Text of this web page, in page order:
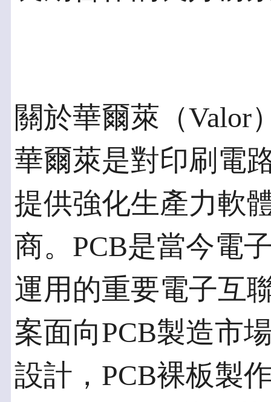
關於華爾萊（Valor
華爾萊是對印刷電
提供強化生產力軟
商。PCB是當今電
運用的重要電子互
案面向PCB製造市
設計，PCB裸板製